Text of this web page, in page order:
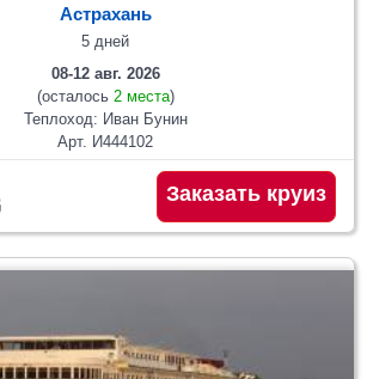
Астрахань
5 дней
08-12 авг. 2026
(осталось 2 места)
Теплоход: Иван Бунин
Арт. И444102
Заказать круиз